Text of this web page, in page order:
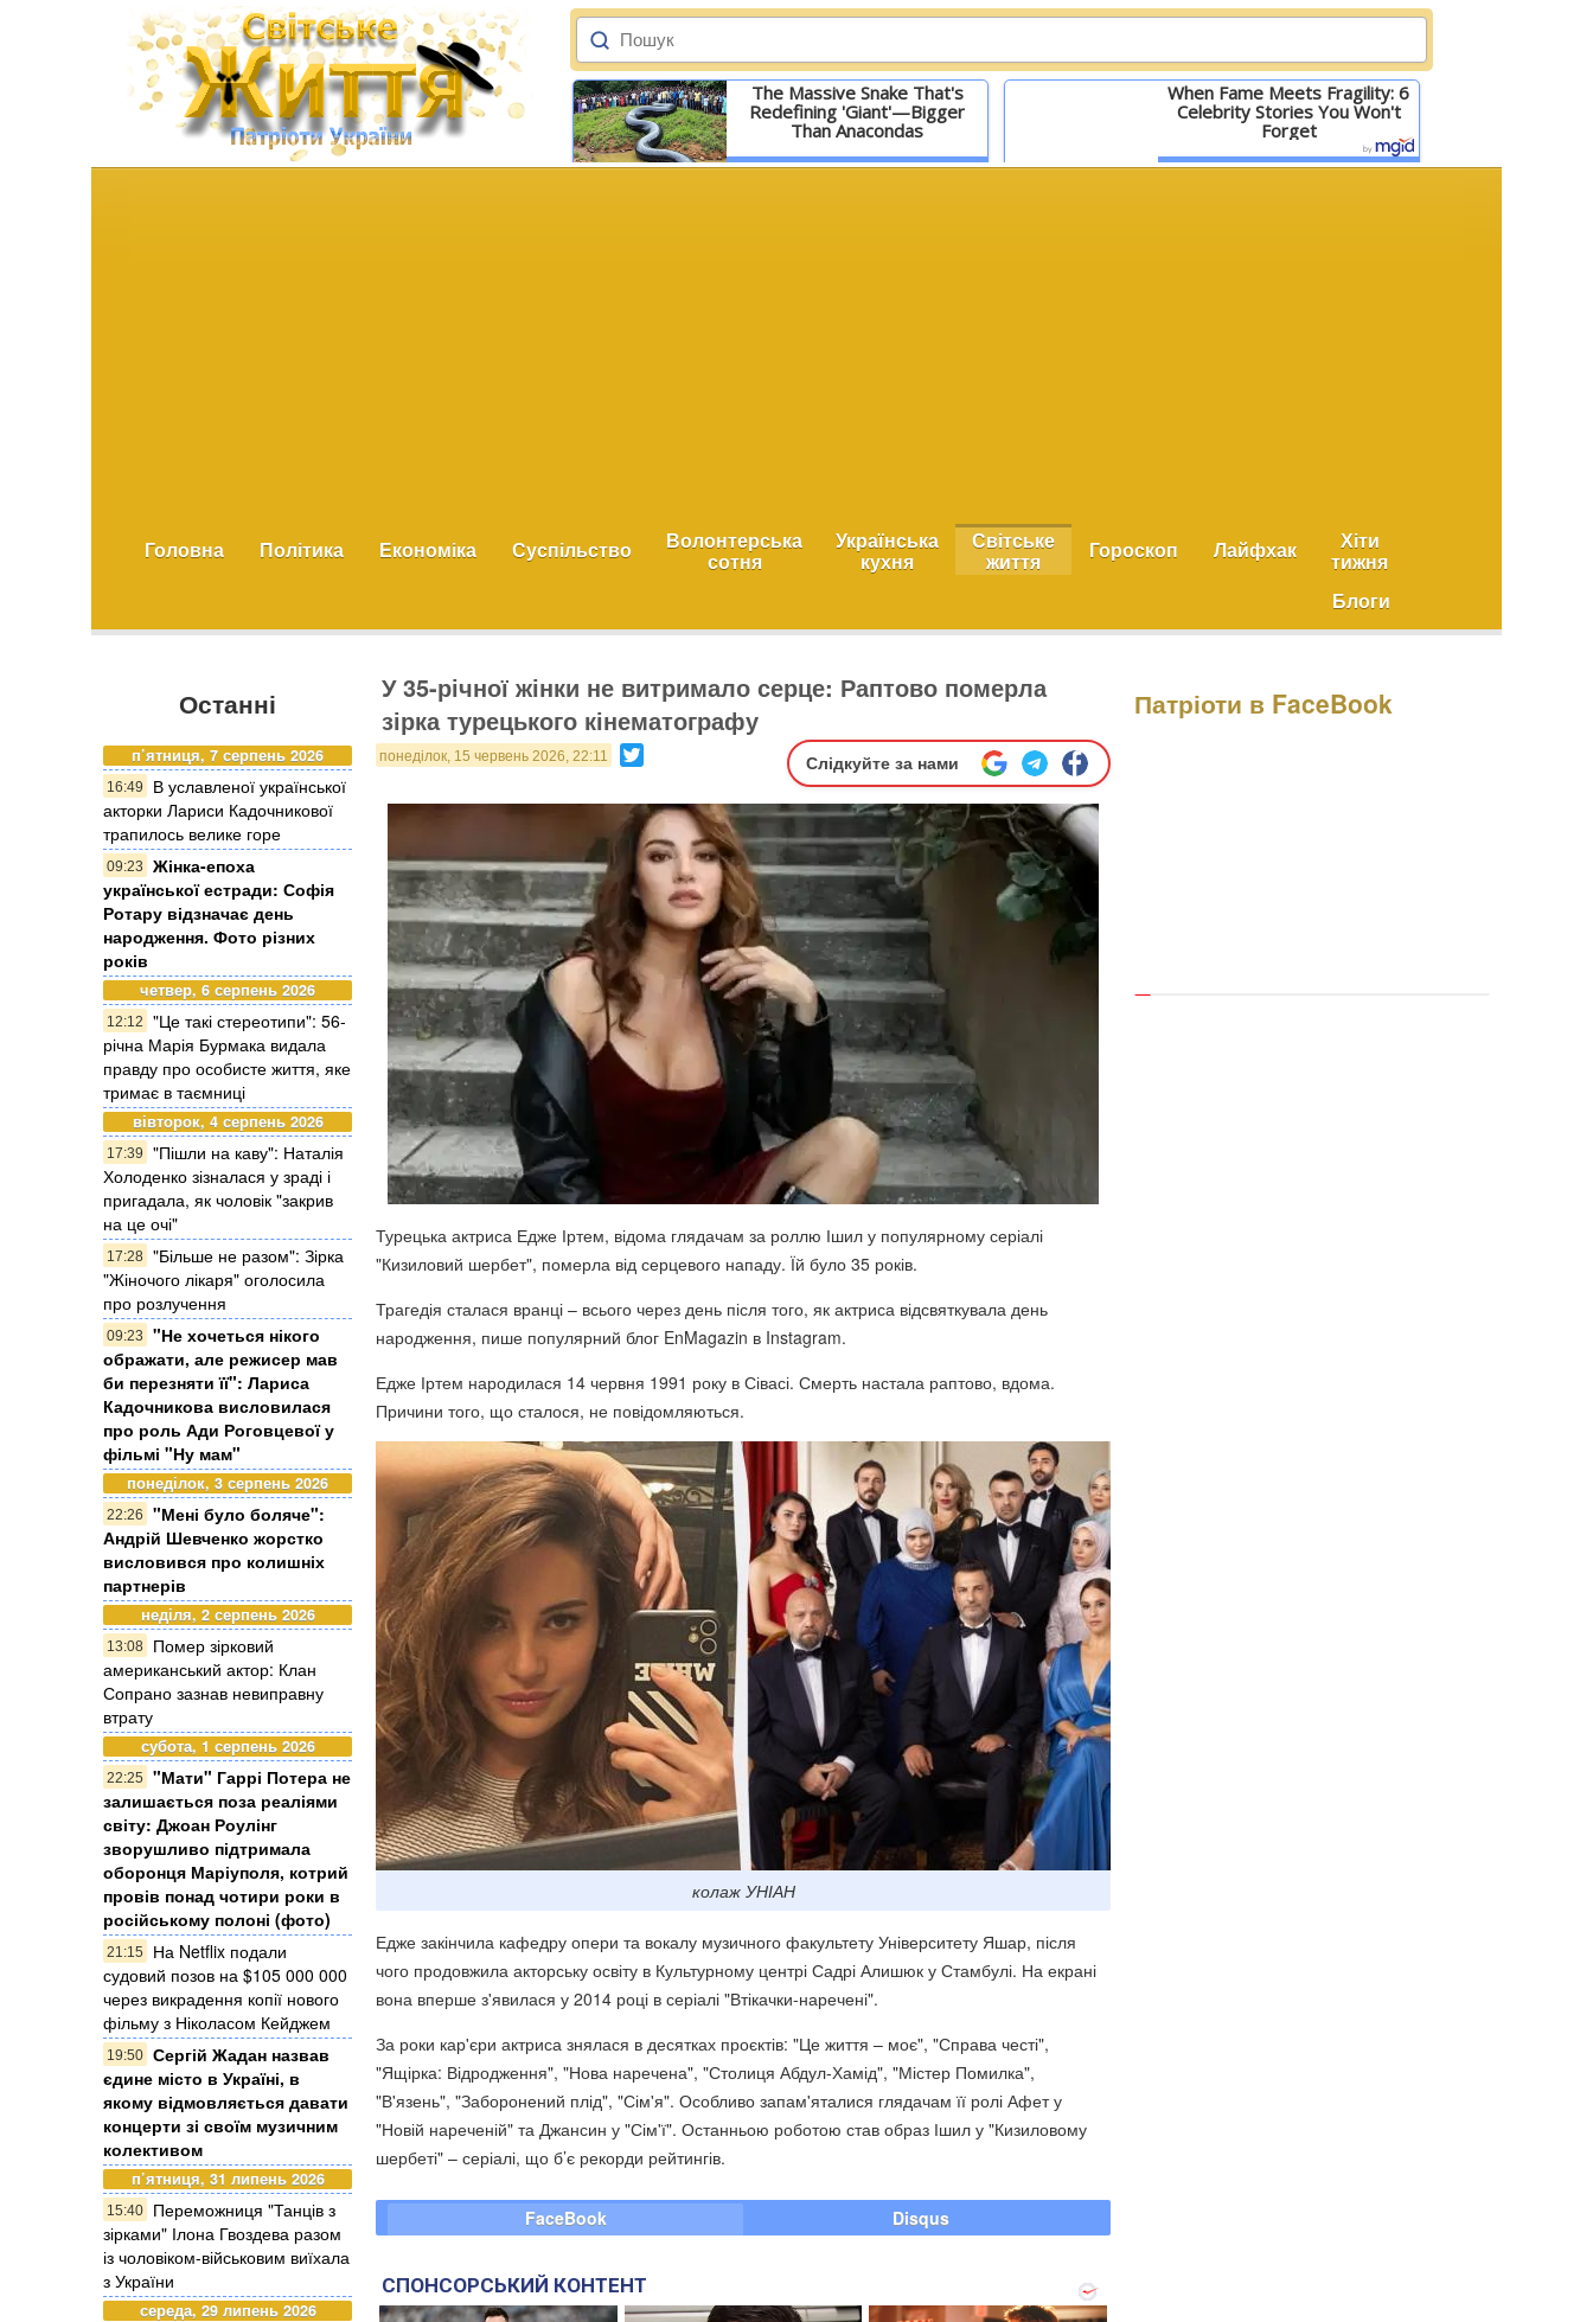
The Massive Snake That's
Redefining 'Giant'—Bigger
Than Anacondas
Детальніше
When Fame Meets Fragility: 6
Celebrity Stories You Won't
Forget
Детальніше
Головна Політика Економіка Суспільство Волонтерська
сотня
Українська
кухня
Світське
життя Гороскоп Лайфхак Хіти
тижня
Блоги
Останні
п’ятниця, 7 серпень 2026
16:49
В уславленої української
акторки Лариси Кадочникової
трапилось велике горе
09:23
Жінка-епоха
української естради: Софія
Ротару відзначає день
народження. Фото різних
років
четвер, 6 серпень 2026
12:12
"Це такі стереотипи": 56-
річна Марія Бурмака видала
правду про особисте життя, яке
тримає в таємниці
вівторок, 4 серпень 2026
17:39
"Пішли на каву": Наталія
Холоденко зізналася у зраді і
пригадала, як чоловік "закрив
на це очі"
17:28 "Більше не разом": Зірка
"Жіночого лікаря" оголосила
про розлучення
09:23
"Не хочеться нікого
ображати, але режисер мав
би перезняти її": Лариса
Кадочникова висловилася
про роль Ади Роговцевої у
фільмі "Ну мам"
понеділок, 3 серпень 2026
22:26
"Мені було боляче":
Андрій Шевченко жорстко
висловився про колишніх
партнерів
неділя, 2 серпень 2026
13:08
Помер зірковий
американський актор: Клан
Сопрано зазнав невиправну
втрату
субота, 1 серпень 2026
22:25
"Мати" Гаррі Потера не
залишається поза реаліями
світу: Джоан Роулінг
зворушливо підтримала
оборонця Маріуполя, котрий
провів понад чотири роки в
російському полоні (фото)
21:15
На Netflix подали
судовий позов на $105 000 000
через викрадення копії нового
фільму з Ніколасом Кейджем
19:50 Сергій Жадан назвав
єдине місто в Україні, в
якому відмовляється давати
концерти зі своїм музичним
колективом
п’ятниця, 31 липень 2026
15:40
Переможниця "Танців з
зірками" Ілона Гвоздева разом
із чоловіком-військовим виїхала
з України
середа, 29 липень 2026
У 35-річної жінки не витримало серце: Раптово померла
зірка турецького кінематографу
понеділок, 15 червень 2026, 22:11 Слідкуйте за нами
Турецька актриса Едже Іртем, відома глядачам за роллю Ішил у популярному серіалі
"Кизиловий шербет", померла від серцевого нападу. Їй було 35 років.
Трагедія сталася вранці – всього через день після того, як актриса відсвяткувала день
народження, пише популярний блог EnMagazin в Instagram.
Едже Іртем народилася 14 червня 1991 року в Сівасі. Смерть настала раптово, вдома.
Причини того, що сталося, не повідомляються.
колаж УНІАН
Едже закінчила кафедру опери та вокалу музичного факультету Університету Яшар, після
чого продовжила акторську освіту в Культурному центрі Садрі Алишюк у Стамбулі. На екрані
вона вперше з'явилася у 2014 році в серіалі "Втікачки-наречені".
За роки кар'єри актриса знялася в десятках проєктів: "Це життя – моє", "Справа честі",
"Ящірка: Відродження", "Нова наречена", "Столиця Абдул-Хамід", "Містер Помилка",
"В'язень", "Заборонений плід", "Сім'я". Особливо запам'яталися глядачам її ролі Афет у
"Новій нареченій" та Джансин у "Сім'ї". Останньою роботою став образ Ішил у "Кизиловому
шербеті" – серіалі, що б’є рекорди рейтингів.
FaceBook Disqus
СПОНСОРСЬКИЙ КОНТЕНТ
Патріоти в FaceBook